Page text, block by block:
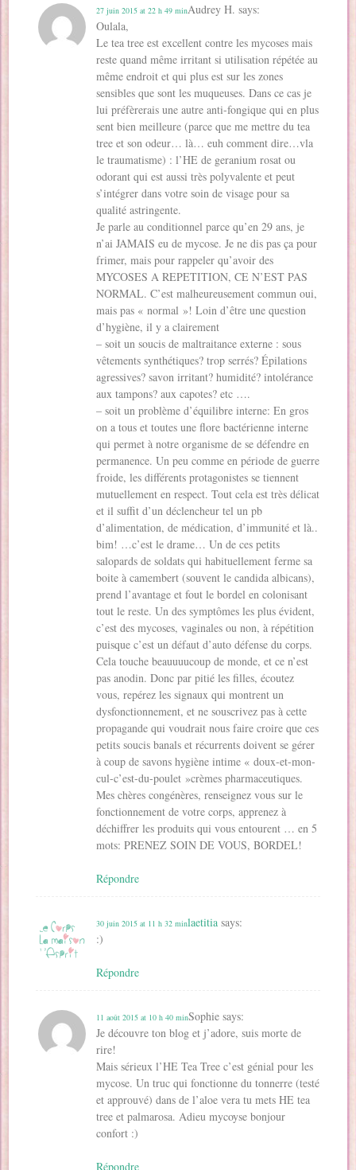
Audrey H. says:
27 juin 2015 at 22 h 49 min
Oulala,
Le tea tree est excellent contre les mycoses mais
reste quand même irritant si utilisation répétée au
même endroit et qui plus est sur les zones
sensibles que sont les muqueuses. Dans ce cas je
lui préfèrerais une autre anti-fongique qui en plus
sent bien meilleure (parce que me mettre du tea
tree et son odeur… là… euh comment dire…vla
le traumatisme) : l’HE de geranium rosat ou
odorant qui est aussi très polyvalente et peut
s’intégrer dans votre soin de visage pour sa
qualité astringente.
Je parle au conditionnel parce qu’en 29 ans, je
n’ai JAMAIS eu de mycose. Je ne dis pas ça pour
frimer, mais pour rappeler qu’avoir des
MYCOSES A REPETITION, CE N’EST PAS
NORMAL. C’est malheureusement commun oui,
mais pas « normal »! Loin d’être une question
d’hygiène, il y a clairement
– soit un soucis de maltraitance externe : sous
vêtements synthétiques? trop serrés? Épilations
agressives? savon irritant? humidité? intolérance
aux tampons? aux capotes? etc ….
– soit un problème d’équilibre interne: En gros
on a tous et toutes une flore bactérienne interne
qui permet à notre organisme de se défendre en
permanence. Un peu comme en période de guerre
froide, les différents protagonistes se tiennent
mutuellement en respect. Tout cela est très délicat
et il suffit d’un déclencheur tel un pb
d’alimentation, de médication, d’immunité et là..
bim! …c’est le drame… Un de ces petits
salopards de soldats qui habituellement ferme sa
boite à camembert (souvent le candida albicans),
prend l’avantage et fout le bordel en colonisant
tout le reste. Un des symptômes les plus évident,
c’est des mycoses, vaginales ou non, à répétition
puisque c’est un défaut d’auto défense du corps.
Cela touche beauuuucoup de monde, et ce n’est
pas anodin. Donc par pitié les filles, écoutez
vous, repérez les signaux qui montrent un
dysfonctionnement, et ne souscrivez pas à cette
propagande qui voudrait nous faire croire que ces
petits soucis banals et récurrents doivent se gérer
à coup de savons hygiène intime « doux-et-mon-
cul-c’est-du-poulet »crèmes pharmaceutiques.
Mes chères congénères, renseignez vous sur le
fonctionnement de votre corps, apprenez à
déchiffrer les produits qui vous entourent … en 5
mots: PRENEZ SOIN DE VOUS, BORDEL!
Répondre
laetitia says:
30 juin 2015 at 11 h 32 min
:)
Répondre
Sophie says:
11 août 2015 at 10 h 40 min
Je découvre ton blog et j’adore, suis morte de
rire!
Mais sérieux l’HE Tea Tree c’est génial pour les
mycose. Un truc qui fonctionne du tonnerre (testé
et approuvé) dans de l’aloe vera tu mets HE tea
tree et palmarosa. Adieu mycoyse bonjour
confort :)
Répondre